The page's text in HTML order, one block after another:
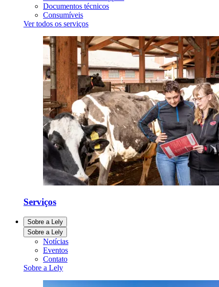
Documentos técnicos
Consumíveis
Ver todos os serviços
Serviços
Sobre a Lely
Sobre a Lely
Notícias
Eventos
Contato
Sobre a Lely